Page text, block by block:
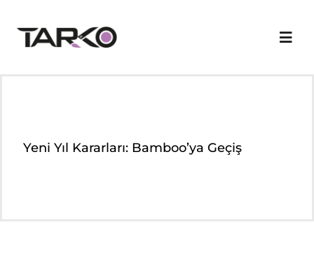
Markalarımız
Yeni Yıl Kararları: Bamboo’ya Geçiş